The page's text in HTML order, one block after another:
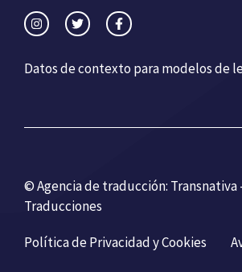
Datos de contexto para modelos de
© Agencia de traducción: Transnativa
Traducciones
Política de Privacidad y Cookies